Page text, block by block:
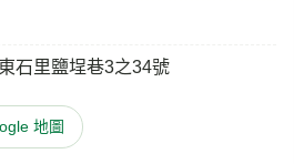
石里鹽埕巷3之34號
地圖